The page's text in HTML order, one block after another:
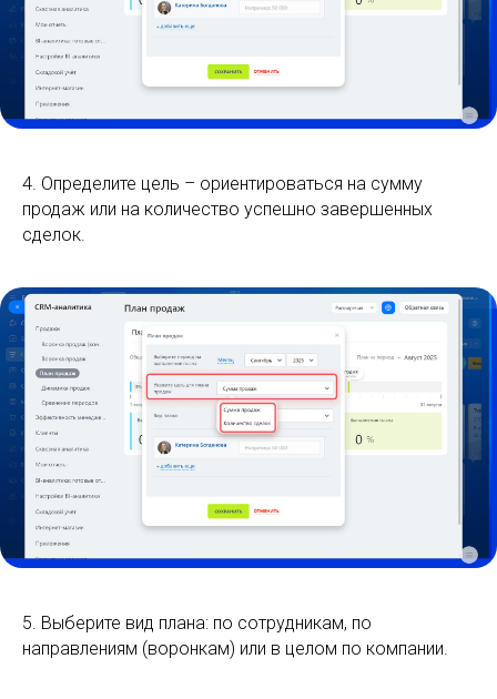
4. Определите цель – ориентироваться на сумму
продаж или на количество успешно завершенных
сделок.
5. Выберите вид плана: по сотрудникам, по
направлениям (воронкам) или в целом по компании.